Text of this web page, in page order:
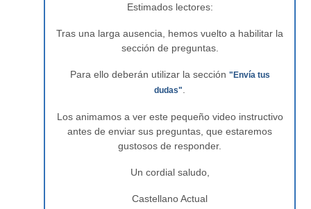
Estimados lectores:
Tras una larga ausencia, hemos vuelto a habilitar la
sección de preguntas.
Para ello deberán utilizar la sección "Envía tus
dudas"
Los animamos a ver este pequeño video instructivo
antes de enviar sus preguntas, que estaremos
gustosos de responder.
Un cordial saludo,
Castellano Actual